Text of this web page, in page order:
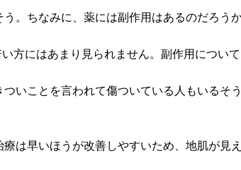
。ちなみに、薬には副作用はあるのだろう
方にはあまり見られません。副作用につい
いことを言われて傷ついている人もいるそ
は早いほうが改善しやすいため、地肌が見